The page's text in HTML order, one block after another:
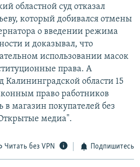
областной суд отказал
который добивался отмены
о введении режима
и доказывал, что
использовании масок
права. А
Калининградской области 15
право работников
в магазин покупателей без
медиа".
Читать без VPN Подпишитесь